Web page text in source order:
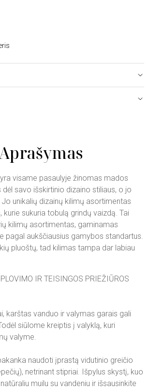
visame pasaulyje žinomas mados
dėl savo išskirtinio dizaino stiliaus, o jo
Jo unikalių dizainų kilimų asortimentas
sukuria tobulą grindų vaizdą. Tai
kilimų asortimentas, gaminamas
pagal aukščiausius gamybos standartus.
pluoštų, tad kilimas tampa dar labiau
IR TEISINGOS PRIEŽIŪROS
karštas vanduo ir valymas garais gali
siūlome kreiptis į valyklą, kuri
valyme.
naudoti įprastą vidutinio greičio
netrinant stipriai. Išpylus skystį, kuo
muilu su vandeniu ir išsausinkite